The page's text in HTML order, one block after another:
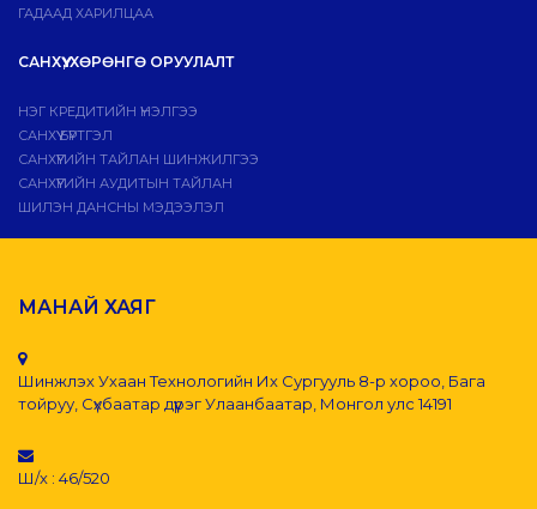
ГАДААД ХАРИЛЦАА
САНХҮҮ, ХӨРӨНГӨ ОРУУЛАЛТ
НЭГ КРЕДИТИЙН ҮНЭЛГЭЭ
САНХҮҮ БҮРТГЭЛ
САНХҮҮГИЙН ТАЙЛАН ШИНЖИЛГЭЭ
САНХҮҮГИЙН АУДИТЫН ТАЙЛАН
ШИЛЭН ДАНСНЫ МЭДЭЭЛЭЛ
МАНАЙ ХАЯГ
Шинжлэх Ухаан Технологийн Их Сургууль 8-р хороо, Бага
тойруу, Сүхбаатар дүүрэг Улаанбаатар, Монгол улс 14191
Ш/х : 46/520